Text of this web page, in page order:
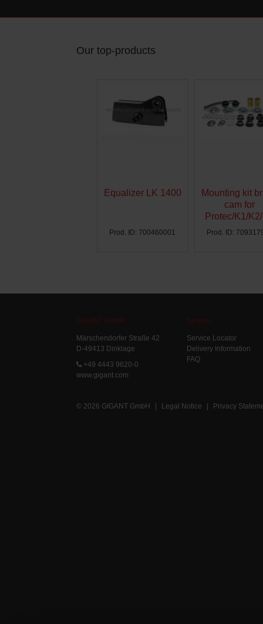
Our top-products
Equalizer LK 1400
Prod. ID: 700460001
Mounting kit
cam for
Protec/K1/
Ø300 -
Prod. ID:
GIGANT GmbH
Märschendorfer Straße 42
D-49413 Dinklage
+49 4443 9620-0
www.gigant.com
Service
Service Locator
Delivery Information
FAQ
© 2026 GIGANT GmbH | Legal Notice | Privacy